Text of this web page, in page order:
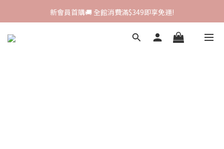
新會員首購🚚 全館消費滿$349即享免運!
新會員首購🚚 全館消費滿$349即享免運!
I-SHA新品牌進駐🎀韓國原裝進口🇰🇷